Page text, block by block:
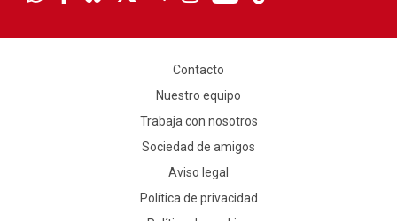
Contacto
Nuestro equipo
Trabaja con nosotros
Sociedad de amigos
Aviso legal
Política de privacidad